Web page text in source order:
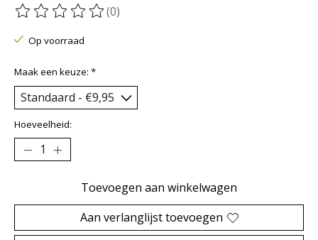
De beoordeling van dit product is
(0)
Op voorraad
Maak een keuze: *
Hoeveelheid:
Toevoegen aan winkelwagen
Aan verlanglijst toevoegen